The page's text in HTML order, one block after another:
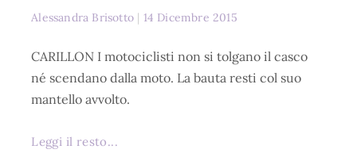
Alessandra Brisotto 14 Dicembre 2015
CARILLON I motociclisti non si tolgano il casco
né scendano dalla moto. La bauta resti col suo
mantello avvolto.
Leggi il resto...